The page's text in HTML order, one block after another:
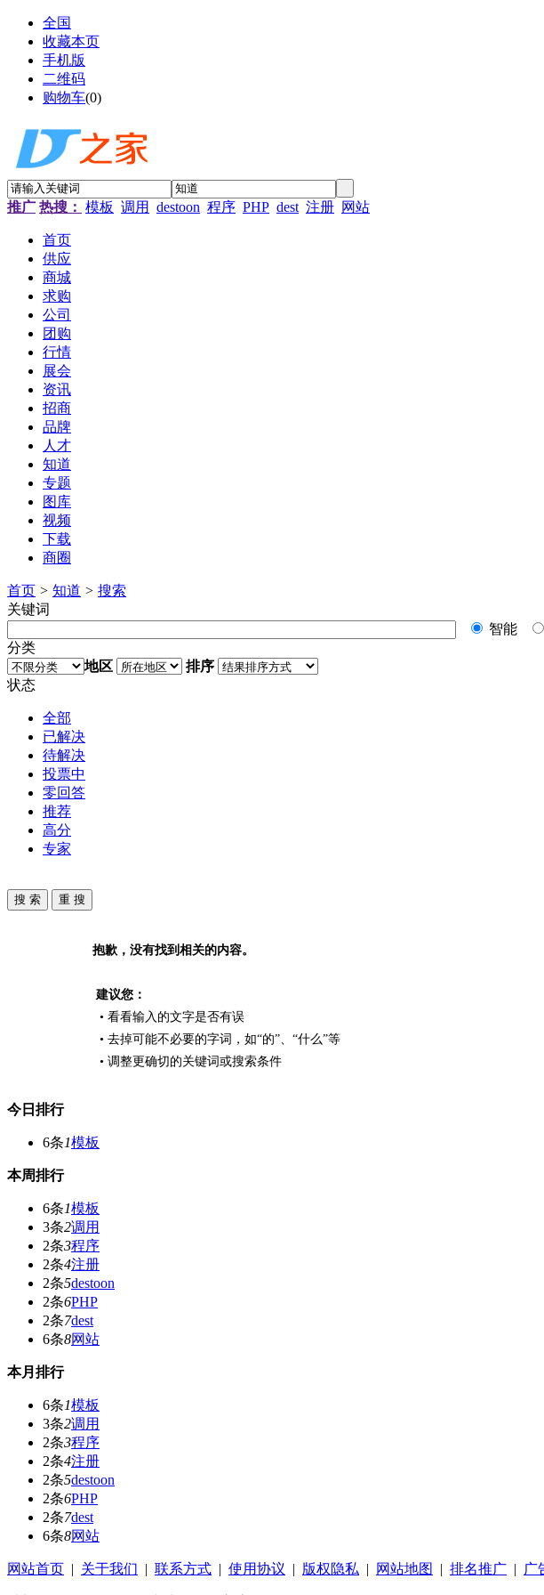
全国
收藏本页
手机版
二维码
购物车(0)
推广 热搜： 模板 调用 destoon 程序 PHP dest 注册 网站
首页
供应
商城
求购
公司
团购
行情
展会
资讯
招商
品牌
人才
知道
专题
图库
视频
下载
商圈
首页 > 知道 > 搜索
关键词
智能
分类
地区
排序
状态
全部
已解决
待解决
投票中
零回答
推荐
高分
专家
抱歉，没有找到相关的内容。
建议您：
• 看看输入的文字是否有误
• 去掉可能不必要的字词，如“的”、“什么”等
• 调整更确切的关键词或搜索条件
今日排行
6条1模板
本周排行
6条1模板
3条2调用
2条3程序
2条4注册
2条5destoon
2条6PHP
2条7dest
6条8网站
本月排行
6条1模板
3条2调用
2条3程序
2条4注册
2条5destoon
2条6PHP
2条7dest
6条8网站
网站首页 | 关于我们 | 联系方式 | 使用协议 | 版权隐私 | 网站地图 | 排名推广 | 广